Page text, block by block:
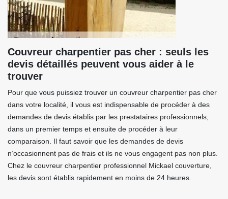
Couvreur charpentier pas cher : seuls les
devis détaillés peuvent vous aider à le
trouver
Pour que vous puissiez trouver un couvreur charpentier pas cher
dans votre localité, il vous est indispensable de procéder à des
demandes de devis établis par les prestataires professionnels,
dans un premier temps et ensuite de procéder à leur
comparaison. Il faut savoir que les demandes de devis
n’occasionnent pas de frais et ils ne vous engagent pas non plus.
Chez le couvreur charpentier professionnel Mickael couverture,
les devis sont établis rapidement en moins de 24 heures.